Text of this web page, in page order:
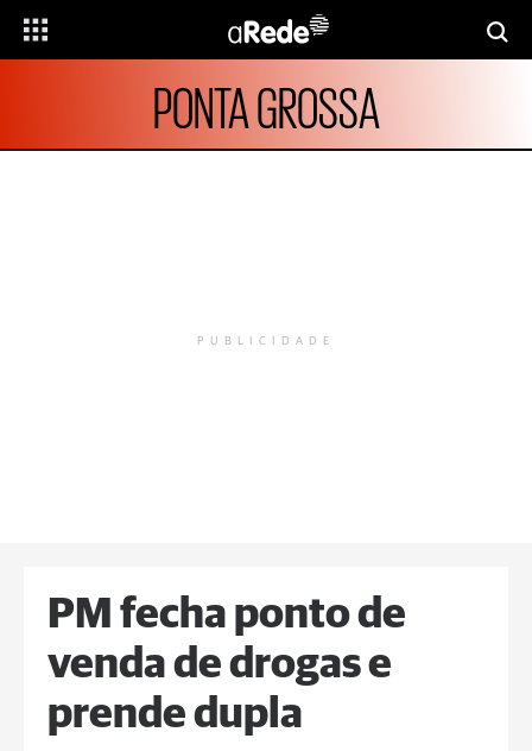
PONTA GROSSA
PUBLICIDADE
PM fecha ponto de
venda de drogas e
prende dupla